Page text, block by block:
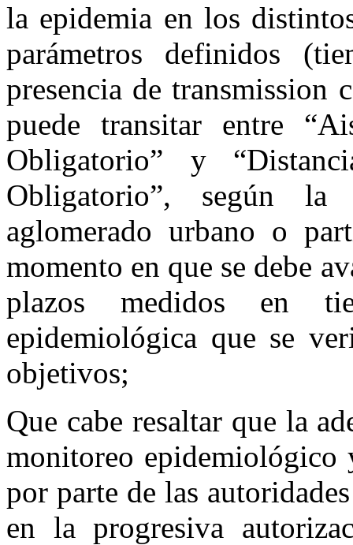
la epidemia en los
parámetros definidos
presencia de transmission
puede transitar entre
Obligatorio” y
Obligatorio”, según
aglomerado urbano o
momento en que se debe
plazos medidos en
epidemiológica que se
objetivos;
Que cabe resaltar que la
monitoreo
por parte de las
en la progresiva